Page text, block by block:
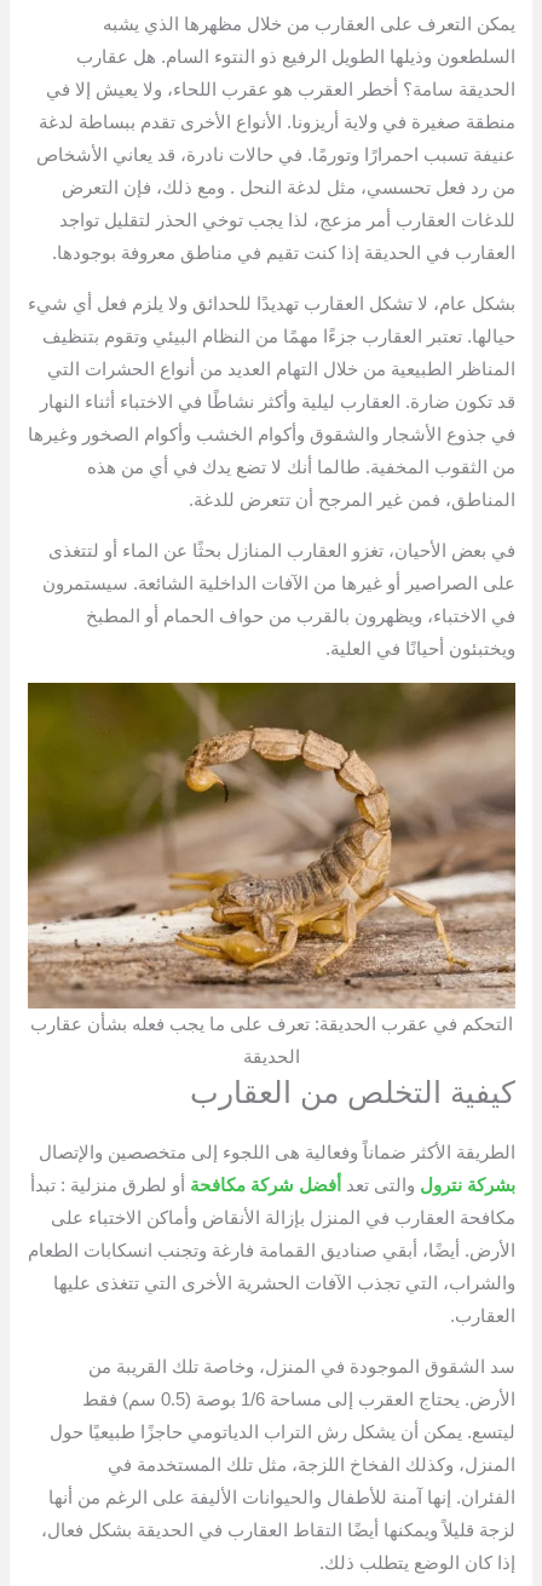
يمكن التعرف على العقارب من خلال مظهرها الذي يشبه
السلطعون وذيلها الطويل الرفيع ذو النتوء السام. هل عقارب
الحديقة سامة؟ أخطر العقرب هو عقرب اللحاء، ولا يعيش إلا في
منطقة صغيرة في ولاية أريزونا. الأنواع الأخرى تقدم ببساطة لدغة
عنيفة تسبب احمرارًا وتورمًا. في حالات نادرة، قد يعاني الأشخاص
من رد فعل تحسسي، مثل لدغة النحل . ومع ذلك، فإن التعرض
للدغات العقارب أمر مزعج، لذا يجب توخي الحذر لتقليل تواجد
العقارب في الحديقة إذا كنت تقيم في مناطق معروفة بوجودها.
بشكل عام، لا تشكل العقارب تهديدًا للحدائق ولا يلزم فعل أي شيء
حيالها. تعتبر العقارب جزءًا مهمًا من النظام البيئي وتقوم بتنظيف
المناظر الطبيعية من خلال التهام العديد من أنواع الحشرات التي
قد تكون ضارة. العقارب ليلية وأكثر نشاطًا في الاختباء أثناء النهار
في جذوع الأشجار والشقوق وأكوام الخشب وأكوام الصخور وغيرها
من الثقوب المخفية. طالما أنك لا تضع يدك في أي من هذه
المناطق، فمن غير المرجح أن تتعرض للدغة.
في بعض الأحيان، تغزو العقارب المنازل بحثًا عن الماء أو لتتغذى
على الصراصير أو غيرها من الآفات الداخلية الشائعة. سيستمرون
في الاختباء، ويظهرون بالقرب من حواف الحمام أو المطبخ
ويختبئون أحيانًا في العلية.
التحكم في عقرب الحديقة: تعرف على ما يجب فعله بشأن عقارب
الحديقة
كيفية التخلص من العقارب
الطريقة الأكثر ضماناً وفعالية هى اللجوء إلى متخصصين والإتصال
بشركة نترول والتى تعد أفضل شركة مكافحة أو لطرق منزلية : تبدأ
مكافحة العقارب في المنزل بإزالة الأنقاض وأماكن الاختباء على
الأرض. أيضًا، أبقي صناديق القمامة فارغة وتجنب انسكابات الطعام
والشراب، التي تجذب الآفات الحشرية الأخرى التي تتغذى عليها
العقارب.
سد الشقوق الموجودة في المنزل، وخاصة تلك القريبة من
الأرض. يحتاج العقرب إلى مساحة 1/6 بوصة (0.5 سم) فقط
ليتسع. يمكن أن يشكل رش التراب الدياتومي حاجزًا طبيعيًا حول
المنزل، وكذلك الفخاخ اللزجة، مثل تلك المستخدمة في
الفئران. إنها آمنة للأطفال والحيوانات الأليفة على الرغم من أنها
لزجة قليلاً ويمكنها أيضًا التقاط العقارب في الحديقة بشكل فعال،
إذا كان الوضع يتطلب ذلك.